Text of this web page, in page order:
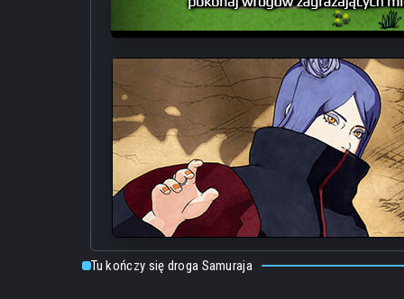
Tu kończy się droga Samuraja